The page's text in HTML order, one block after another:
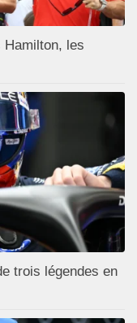
Hamilton, les
trois légendes en